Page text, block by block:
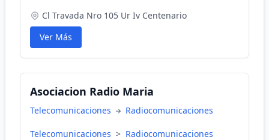
Cl Travada Nro 105 Ur Iv Centenario
Ver Más
Asociacion Radio Maria
Telecomunicaciones Radiocomunicaciones
Telecomunicaciones > Radiocomunicaciones